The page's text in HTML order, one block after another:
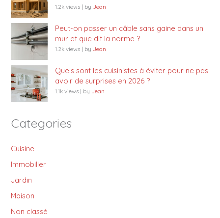
1.2k views | by Jean
Peut-on passer un câble sans gaine dans un
mur et que dit la norme ?
1.2k views | by Jean
Quels sont les cuisinistes à éviter pour ne pas
avoir de surprises en 2026 ?
1.1k views | by Jean
Categories
Cuisine
Immobilier
Jardin
Maison
Non classé